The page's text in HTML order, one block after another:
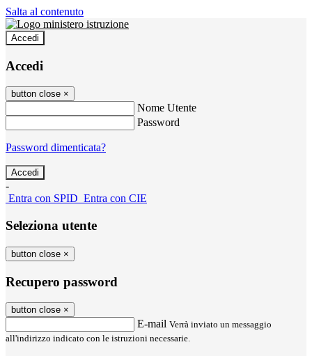
Salta al contenuto
Accedi
Accedi
button close ×
Nome Utente
Password
Password dimenticata?
-
Entra con SPID Entra con CIE
Seleziona utente
button close ×
Recupero password
button close ×
E-mail Verrà inviato un messaggio
all'indirizzo indicato con le istruzioni necessarie.